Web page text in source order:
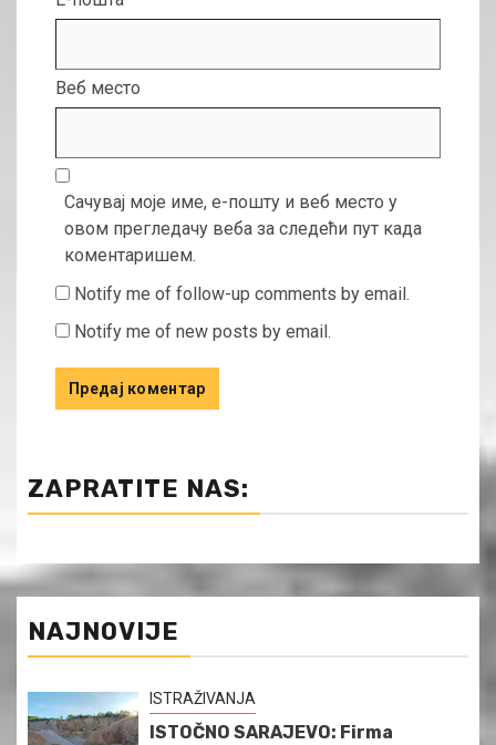
Веб место
Сачувај моје име, е-пошту и веб место у
овом прегледачу веба за следећи пут када
коментаришем.
Notify me of follow-up comments by email.
Notify me of new posts by email.
ZAPRATITE NAS:
NAJNOVIJE
ISTRAŽIVANJA
ISTOČNO SARAJEVO: Firma